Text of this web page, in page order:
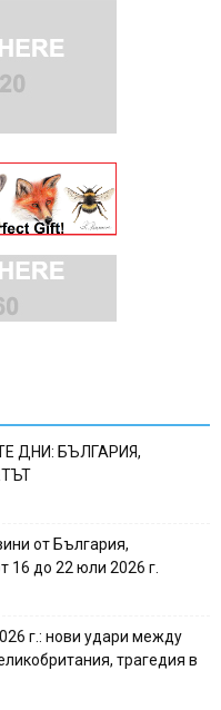
ДНИ: БЪЛГАРИЯ,
от България,
16 до 22 юли 2026 г.
г.: нови удари между
трагедия в